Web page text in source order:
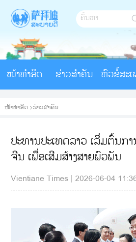
ໜ້າທຳອິດ ຂ່າວສຳຄັນ ຫົວຂໍ້ສະເ
ໜ້າທຳອິດ >ຂ່າວສຳຄັນ
ປະທານປະເທດລາວ ເລີ່ມຕົ້ນກ
ຈີນ ເພື່ອເສີມສ້າງສາຍພົວພັນ
Vientiane Times |2026-06-04